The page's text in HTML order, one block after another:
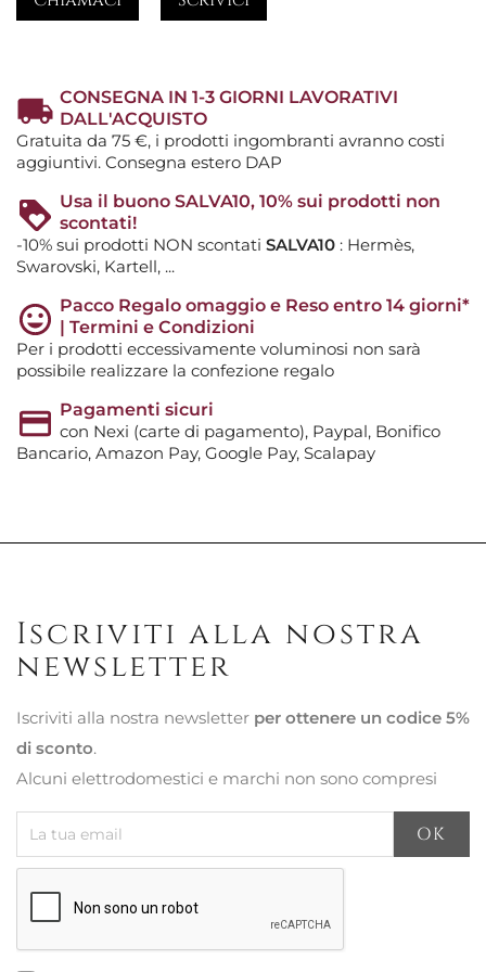
CONSEGNA IN 1-3 GIORNI LAVORATIVI
DALL'ACQUISTO
Gratuita da 75 €, i prodotti ingombranti avranno costi
aggiuntivi. Consegna estero DAP
Usa il buono SALVA10, 10% sui prodotti non
scontati!
-10% sui prodotti NON scontati SALVA10 : Hermès,
Swarovski, Kartell, ...
Pacco Regalo omaggio e Reso entro 14 giorni*
| Termini e Condizioni
Per i prodotti eccessivamente voluminosi non sarà
possibile realizzare la confezione regalo
Pagamenti sicuri
con Nexi (carte di pagamento), Paypal, Bonifico
Bancario, Amazon Pay, Google Pay, Scalapay
Iscriviti alla nostra
newsletter
Iscriviti alla nostra newsletter per ottenere un codice 5%
di sconto.
Alcuni elettrodomestici e marchi non sono compresi